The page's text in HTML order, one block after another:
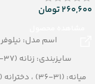
260,600تومان
اسم مدل: نیلوفر
سایزبندی: زنانه (37-40)
میانه: (31-36) ، دخترانه (25-30)